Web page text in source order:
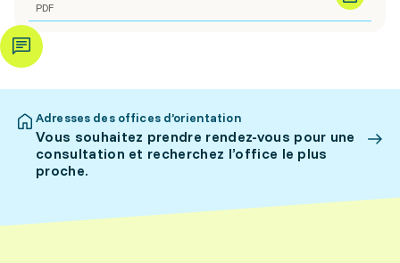
PDF
Adresses des offices d’orientation
Vous souhaitez prendre rendez-vous pour une
consultation et recherchez l’office le plus
proche.